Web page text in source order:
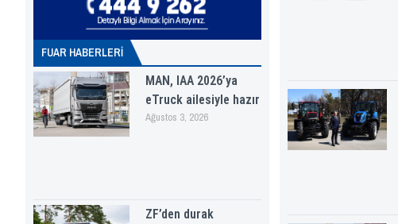
FUAR HABERLERI
MAN, IAA 2026’ya
eTruck ailesiyle hazır
Ağustos 3, 2026
ZF’den durak